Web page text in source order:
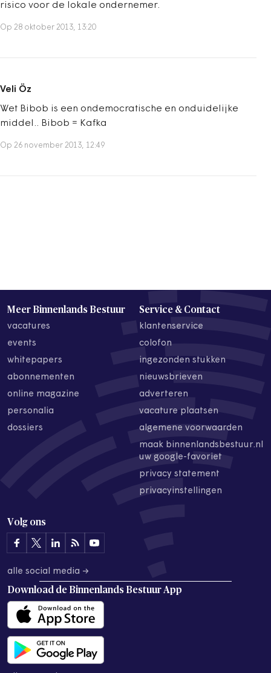
risico voor de lokale ondernemer.
Op 28 oktober 2013, 13:20
Veli Öz
Wet Bibob is een ondemocratische en onduidelijke
middel.. Bibob = Kafka
Op 26 november 2013, 12:49
Meer Binnenlands Bestuur
vacatures
events
whitepapers
abonnementen
online magazine
personalia
dossiers
Service & Contact
klantenservice
colofon
ingezonden stukken
nieuwsbrieven
adverteren
vacature plaatsen
algemene voorwaarden
maak binnenlandsbestuur.nl
uw google-favoriet
privacy statement
privacyinstellingen
Volg ons
alle social media →
Download de Binnenlands Bestuur App